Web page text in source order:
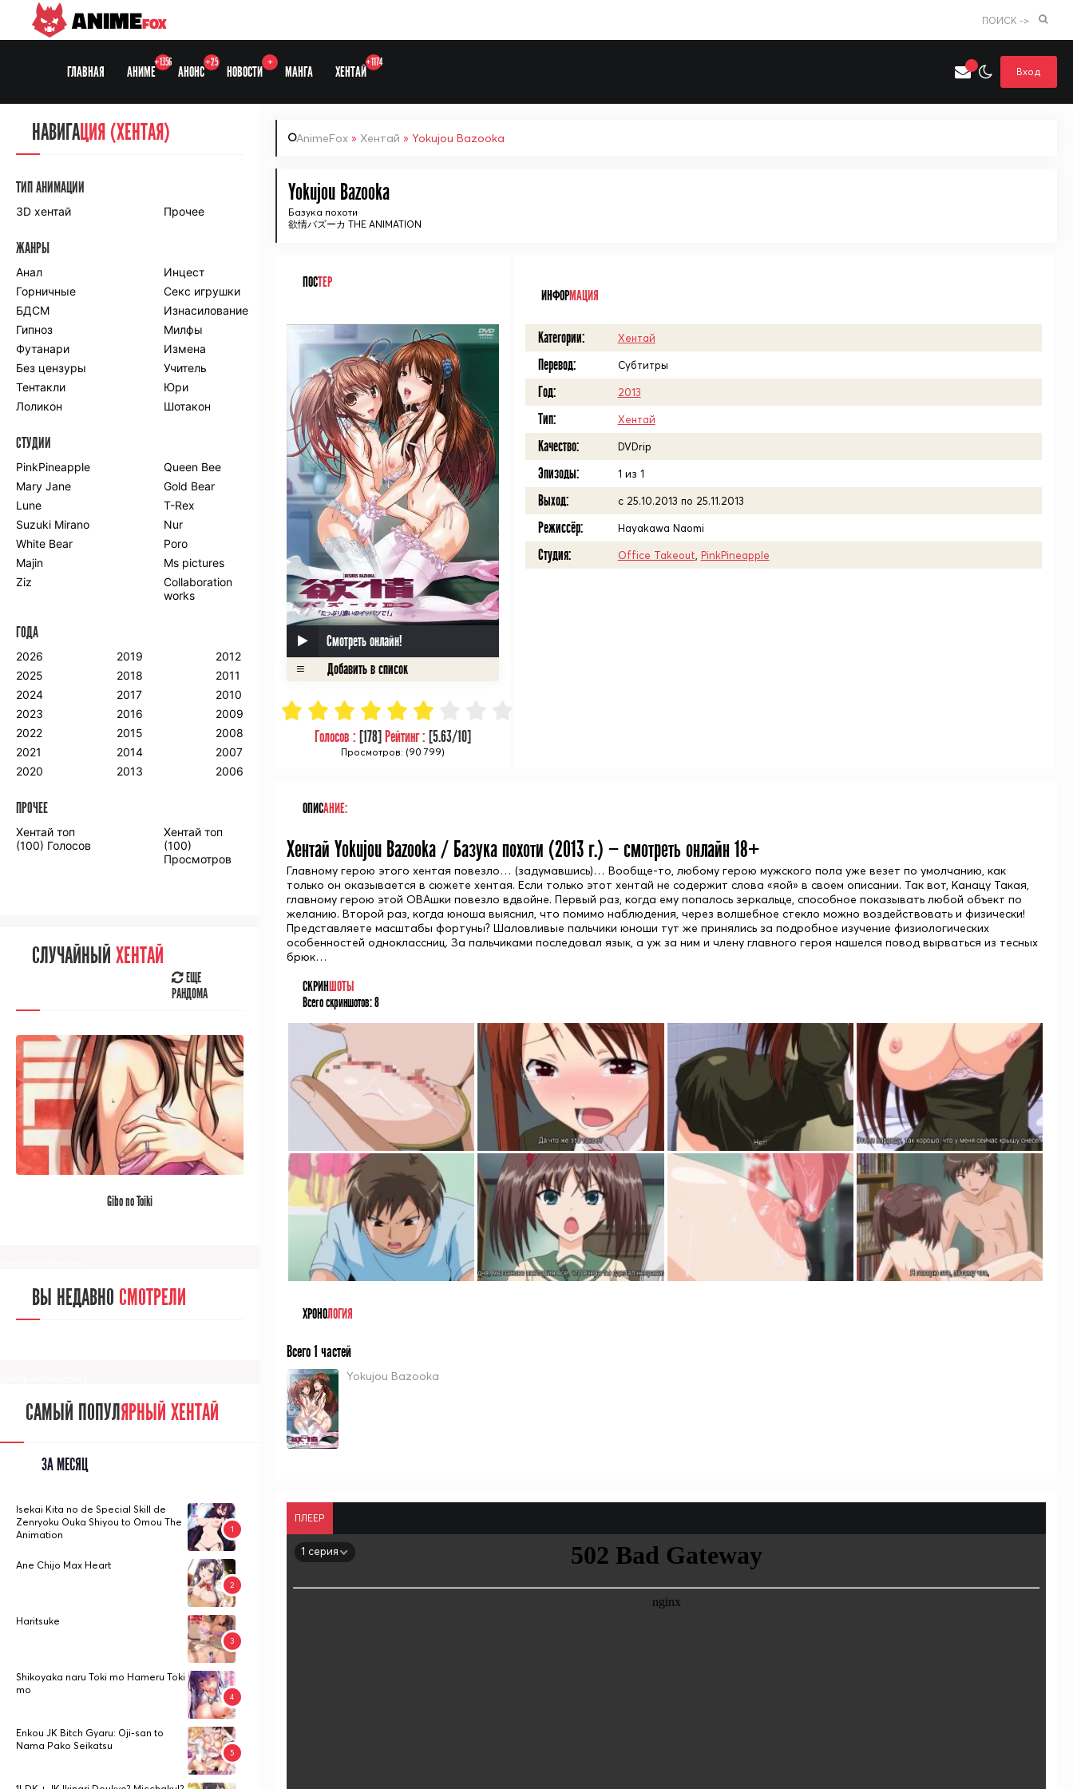
ANIMEFOX ПОИСК ->
ГЛАВНАЯ АНИМЕ
+1356
АНОНС
+25
НОВОСТИ
+
МАНГА ХЕНТАЙ
+1174
Вход
AnimeFox » Хентай » Yokujou Bazooka
Yokujou Bazooka
Базука похоти
欲情バズーカ THE ANIMATION
ПОСТЕР
Смотреть онлайн!
Голосов : [178] Рейтинг : [5.63/10]
Просмотров: (90 799)
ИНФОРМАЦИЯ
Категории: Хентай
Перевод: Субтитры
Год: 2013
Тип: Хентай
Качество: DVDrip
Эпизоды: 1 из 1
Выход: с 25.10.2013 по 25.11.2013
Режиссёр: Hayakawa Naomi
Студия: Office Takeout PinkPineapple
ОПИСАНИЕ:
Хентай Yokujou Bazooka / Базука похоти (2013 г.) — смотреть онлайн 18+
Главному герою этого хентая повезло… (задумавшись)… Вообще-то, любому герою мужского пола уже везет по умолчанию, как
только он оказывается в сюжете хентая. Если только этот хентай не содержит слова «яой» в своем описании. Так вот, Канацу Такая,
главному герою этой ОВАшки повезло вдвойне. Первый раз, когда ему попалось зеркальце, способное показывать любой объект по
желанию. Второй раз, когда юноша выяснил, что помимо наблюдения, через волшебное стекло можно воздействовать и физически!
Представляете масштабы фортуны? Шаловливые пальчики юноши тут же принялись за подробное изучение физиологических
особенностей одноклассниц. За пальчиками последовал язык, а уж за ним и члену главного героя нашелся повод вырваться из тесных
брюк…
СКРИНШОТЫ
Всего скриншотов:8
ХРОНОЛОГИЯ
Всего 1 частей
Yokujou Bazooka
ПЛЕЕР
1 серия
НАВИГАЦИЯ
СЕЗОНЫ
Anidub
Animedia
Kansai studio
Onibaku
Shiza project
ПО ЖАНРАМ
Комедия
Приключения
Романтика
Школа
Этти
Боевые
искусства
Гарем
Драма
Игры
Исторический
Магия
Фантастика
Фэнтези
Мистика
Попаданцы в
другой мир
Хентай
ПО ГОДУ
2023
2022
2021
2020
2019
2018
2017
2016
2013
2012
2011
2010
2009
2008
2005
2004
2003
2002
2001
2000
ПРОЧЕЕ
Аниме фильмы Аниме OVA
СЛУЧАЙНОЕ АНИМЕ
РАНДОМА
ВЫ НЕДАВНО СМОТРЕЛИ
[/senpainoticeme]
САМЫЙ ПОПУЛЯРНЫЙ АНИМЕ
НАВИГАЦИЯ (ХЕНТАЯ)
ТИП АНИМАЦИИ
3D хентай Прочее
ЖАНРЫ
Анал
Инцест
Горничные
Секс игрушки
БДСМ
Изнасилование
Гипноз
Милфы
Футанари
Измена
Без цензуры
Учитель
Тентакли
Юри
Лоликон
Шотакон
СТУДИИ
PinkPineapple
Queen Bee
Mary Jane
Gold Bear
Lune
T-Rex
Suzuki Mirano
Nur
White Bear
Poro
Majin
Ms pictures
Ziz
Collaboration
works
ГОДА
2026
2025
2024
2023
2022
2021
2020
2019
2018
2017
2016
2015
2014
2013
2012
2011
2010
2009
2008
2007
2006
ПРОЧЕЕ
Хентай топ
(100) Голосов
Хентай топ
(100)
Просмотров
СЛУЧАЙНЫЙ ХЕНТАЙ
ЕЩЕ
РАНДОМА
Gibo no Toiki
ВЫ НЕДАВНО СМОТРЕЛИ
САМЫЙ ПОПУЛЯРНЫЙ ХЕНТАЙ
ЗА МЕСЯЦ
Isekai Kita no de Special Skill de
Zenryoku Ouka Shiyou to Omou The
Animation
Ane Chijo Max Heart
Haritsuke
Shikoyaka naru Toki mo Hameru Toki
mo
Enkou JK Bitch Gyaru: Oji-san to
Nama Pako Seikatsu